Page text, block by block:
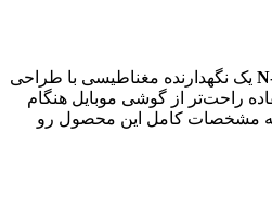
یک نگهدارنده مغناطیسی با طراحی
راحت‌تر از گوشی موبایل هنگام
مشخصات کامل این محصول رو